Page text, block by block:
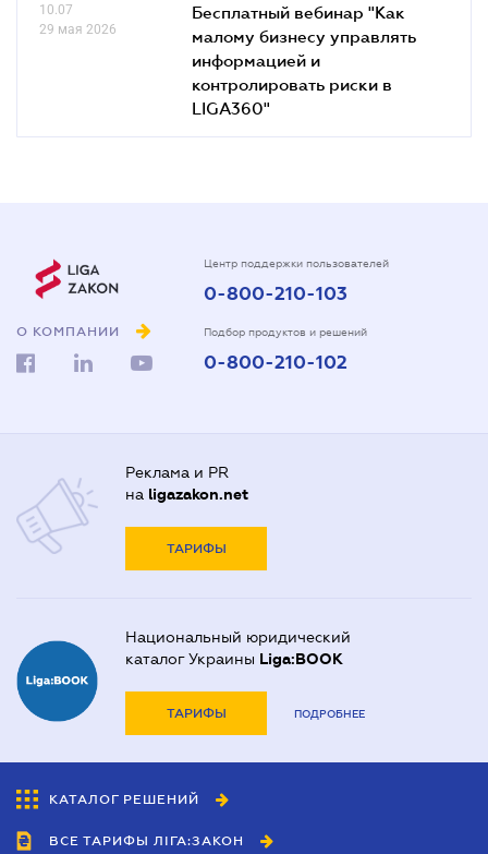
10.07
29 мая 2026
Бесплатный вебинар "Как
малому бизнесу управлять
информацией и
контролировать риски в
LIGA360"
О КОМПАНИИ
Центр поддержки пользователей
0-800-210-103
Подбор продуктов и решений
0-800-210-102
Реклама и PR
на ligazakon.net
ТАРИФЫ
Национальный юридический
каталог Украины Liga:BOOK
ТАРИФЫ ПОДРОБНЕЕ
КАТАЛОГ РЕШЕНИЙ
ВСЕ ТАРИФЫ ЛІГА:ЗАКОН